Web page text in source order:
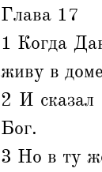
Глава 17
1 Когда
живу в
2 И сказал
Бог.
3 Но в ту